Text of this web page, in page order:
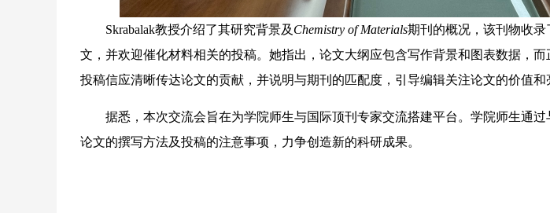
Skrabalak教授介绍了其研究背景及 Chemistry of Materials期刊的概况，该刊物收
文，并欢迎催化材料相关的投稿。她指出，论文大纲应包含写作背景和图表数据，而
投稿信应清晰传达论文的贡献，并说明与期刊的匹配度，引导编辑关注论文的价值和
据悉，本次交流会旨在为学院师生与国际顶刊专家交流搭建平台。学院师生通过
论文的撰写方法及投稿的注意事项，力争创造新的科研成果。